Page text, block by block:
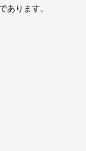
あります。